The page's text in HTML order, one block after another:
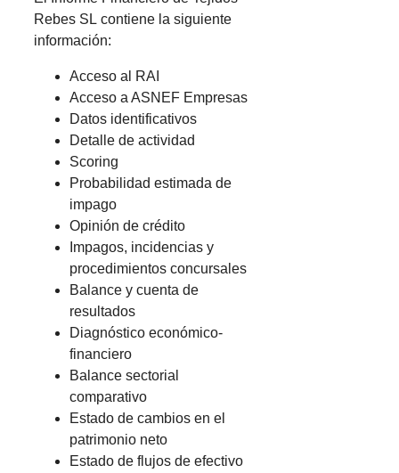
Rebes SL contiene la siguiente
información:
Acceso al RAI
Acceso a ASNEF Empresas
Datos identificativos
Detalle de actividad
Scoring
Probabilidad estimada de
impago
Opinión de crédito
Impagos, incidencias y
procedimientos concursales
Balance y cuenta de
resultados
Diagnóstico económico-
financiero
Balance sectorial
comparativo
Estado de cambios en el
patrimonio neto
Estado de flujos de efectivo